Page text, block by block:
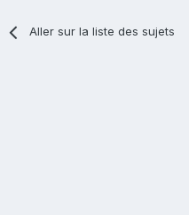
Aller sur la liste des sujets